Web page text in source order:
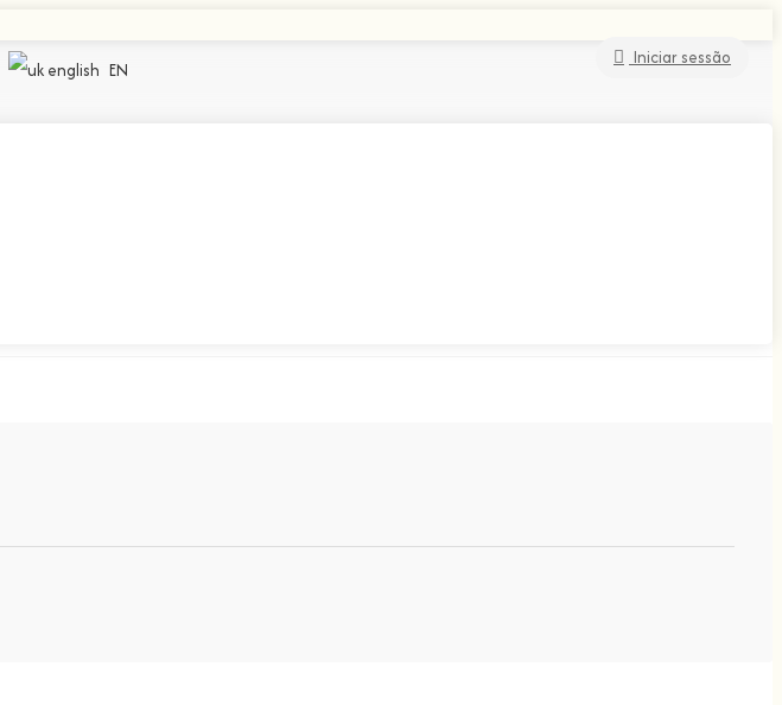
EN
Iniciar sessão